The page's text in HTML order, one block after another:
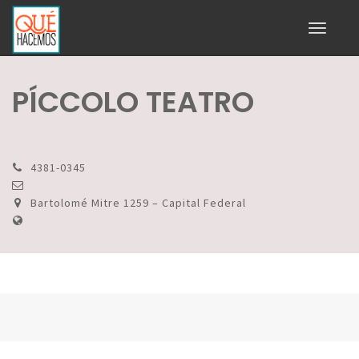
Toggle
PÍCCOLO TEATRO
4381-0345
Bartolomé Mitre 1259 – Capital Federal